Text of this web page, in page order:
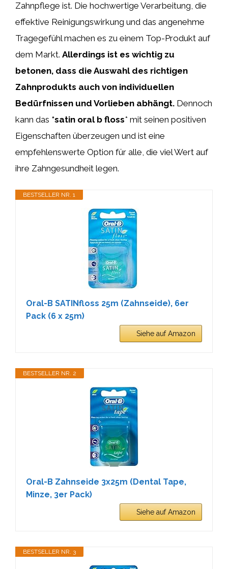
Zahnpflege ist. Die hochwertige Verarbeitung, die
effektive Reinigungswirkung und das angenehme
Tragegefühl machen es zu einem Top-Produkt auf
dem Markt. Allerdings ist es wichtig zu
betonen, dass die Auswahl des richtigen
Zahnprodukts auch von individuellen
Bedürfnissen und Vorlieben abhängt. Dennoch
kann das *satin oral b floss* mit seinen positiven
Eigenschaften überzeugen und ist eine
empfehlenswerte Option für alle, die viel Wert auf
ihre Zahngesundheit legen.
BESTSELLER NR. 1
Oral-B SATINfloss 25m (Zahnseide), 6er
Pack (6 x 25m)
Siehe auf Amazon
BESTSELLER NR. 2
Oral-B Zahnseide 3x25m (Dental Tape,
Minze, 3er Pack)
Siehe auf Amazon
BESTSELLER NR. 3